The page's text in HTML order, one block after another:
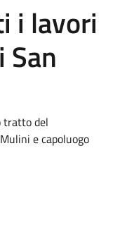
i lavori
tratto del
e capoluogo